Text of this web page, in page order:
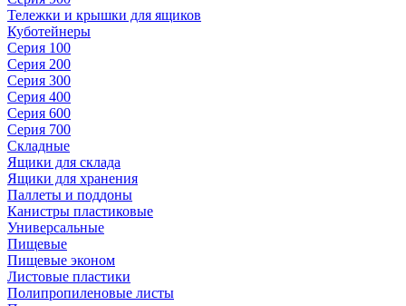
Тележки и крышки для ящиков
Куботейнеры
Серия 100
Серия 200
Серия 300
Серия 400
Серия 600
Серия 700
Складные
Ящики для склада
Ящики для хранения
Паллеты и поддоны
Канистры пластиковые
Универсальные
Пищевые
Пищевые эконом
Листовые пластики
Полипропиленовые листы